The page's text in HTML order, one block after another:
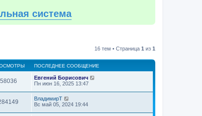
система
16 тем • Страница 1 из 1
ПОСЛЕДНЕЕ СООБЩЕНИЕ
58036
Евгений Борисович
Пн июн 16, 2025 13:47
ВладимирТ
Вс май 05, 2024 19:44